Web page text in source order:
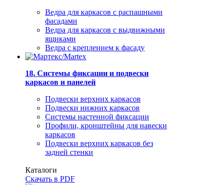
Ведра для каркасов с распашными
фасадами
Ведра для каркасов с выдвижными
ящиками
Ведра с креплением к фасаду
18. Системы фиксации и подвески
каркасов и панелей
Подвески верхних каркасов
Подвески нижних каркасов
Системы настенной фиксации
Профили, кронштейны для навески
каркасов
Подвески верхних каркасов без
задней стенки
Каталоги
Скачать в PDF